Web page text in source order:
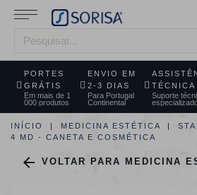
PORTES
GRÁTIS
Em mais de 1
000 produtos
ENVIO EM
2-3 DIAS
Para Portugal
Continental
TÉCNICA
Suporte
INÍCIO MEDICINA ESTÉTICA
4 MD - CANETA E COSMÉTICA
 VOLTAR PARA MEDICINA